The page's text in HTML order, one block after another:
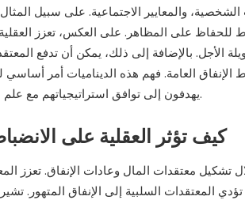
الشخصية، والمعايير الاجتماعية. على سبيل
للحفاظ على المظاهر. على العكس، تعزز
الأجل. بالإضافة إلى ذلك، يمكن أن تدفع
الإنفاق العامة. فهم هذه الديناميات أمر
يهدفون إلى توافق استراتيجياتهم مع علم نفس المستهلك.
كيف تؤثر العقلية على
معتقدات المال وعادات الإنفاق. تعزز
المعتقدات السلبية إلى الإنفاق المتهور.